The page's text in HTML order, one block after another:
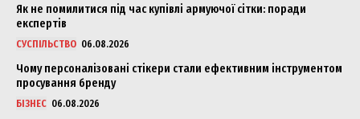
Як не помилитися під час купівлі армуючої сітки: поради
експертів
СУСПІЛЬСТВО 06.08.2026
Чому персоналізовані стікери стали ефективним інструментом
просування бренду
БІЗНЕС 06.08.2026